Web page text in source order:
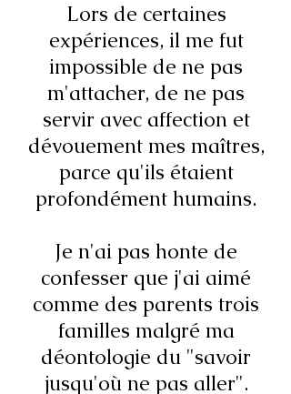
Lors de certaines
expériences, il me fut
impossible de ne pas
m'attacher, de ne pas
servir avec affection et
dévouement mes maîtres,
parce qu'ils étaient
profondément humains.
Je n'ai pas honte de
confesser que j'ai aimé
comme des parents trois
familles malgré ma
déontologie du "savoir
jusqu'où ne pas aller".